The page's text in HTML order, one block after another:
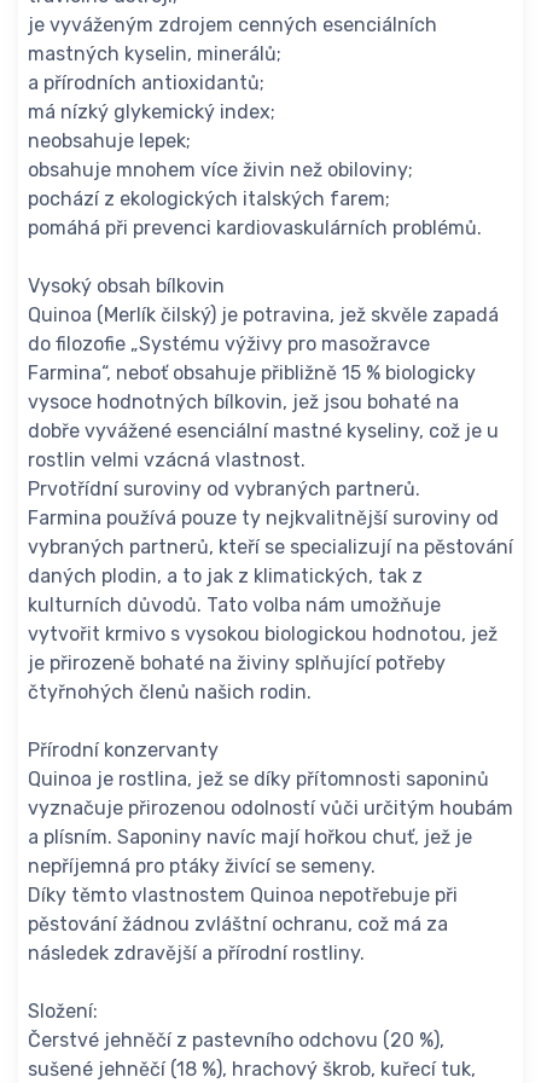
je vyváženým zdrojem cenných esenciálních
mastných kyselin, minerálů;
a přírodních antioxidantů;
má nízký glykemický index;
neobsahuje lepek;
obsahuje mnohem více živin než obiloviny;
pochází z ekologických italských farem;
pomáhá při prevenci kardiovaskulárních problémů.
Vysoký obsah bílkovin
Quinoa (Merlík čilský) je potravina, jež skvěle zapadá
do filozofie „Systému výživy pro masožravce
Farmina“, neboť obsahuje přibližně 15 % biologicky
vysoce hodnotných bílkovin, jež jsou bohaté na
dobře vyvážené esenciální mastné kyseliny, což je u
rostlin velmi vzácná vlastnost.
Prvotřídní suroviny od vybraných partnerů.
Farmina používá pouze ty nejkvalitnější suroviny od
vybraných partnerů, kteří se specializují na pěstování
daných plodin, a to jak z klimatických, tak z
kulturních důvodů. Tato volba nám umožňuje
vytvořit krmivo s vysokou biologickou hodnotou, jež
je přirozeně bohaté na živiny splňující potřeby
čtyřnohých členů našich rodin.
Přírodní konzervanty
Quinoa je rostlina, jež se díky přítomnosti saponinů
vyznačuje přirozenou odolností vůči určitým houbám
a plísním. Saponiny navíc mají hořkou chuť, jež je
nepříjemná pro ptáky živící se semeny.
Díky těmto vlastnostem Quinoa nepotřebuje při
pěstování žádnou zvláštní ochranu, což má za
následek zdravější a přírodní rostliny.
Složení:
Čerstvé jehněčí z pastevního odchovu (20 %),
sušené jehněčí (18 %), hrachový škrob, kuřecí tuk,